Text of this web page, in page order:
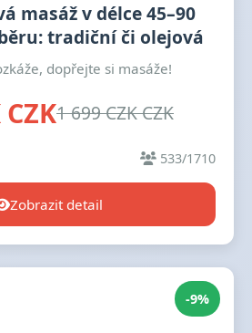
masáž v délce 45–90
tradiční či olejová
dopřejte si masáže!
1 699 CZK CZK
533/1710
Zobrazit detail
-9%